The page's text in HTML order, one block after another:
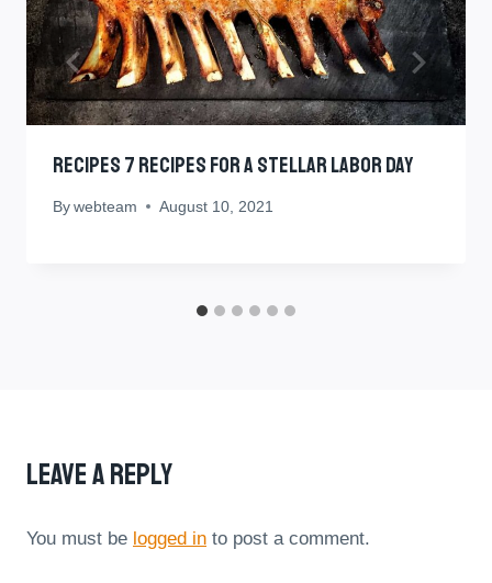
RECIPES 7 Recipes For A Stellar Labor Day
By webteam August 10, 2021
Leave A Reply
You must be logged in to post a comment.